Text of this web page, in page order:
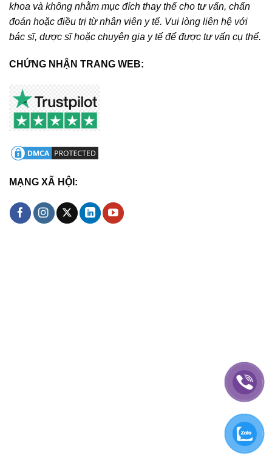
khoa và không nhằm mục đích thay thế cho tư vấn, chẩn
đoán hoặc điều trị từ nhân viên y tế. Vui lòng liên hệ với
bác sĩ, dược sĩ hoặc chuyên gia y tế để được tư vấn cụ thể.
CHỨNG NHẬN TRANG WEB:
MẠNG XÃ HỘI: